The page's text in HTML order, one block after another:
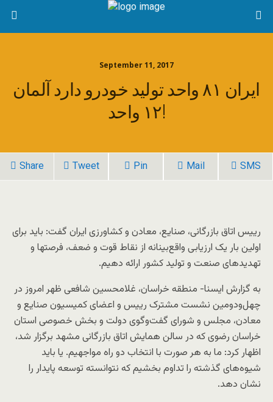
September 11, 2017
ایران ۸۱ واحد تولید خودرو دارد آلمان
۱۲ واحد!
Share Tweet Pin Mail SMS
رییس اتاق بازرگانی، صنایع، معادن و کشاورزی ایران گفت: باید برای
اولین بار یک ارزیابی واقع‌بینانه از نقاط قوت‌ و ضعف، فرصتها و
تهدیدهای صنعت و تولید کشور ارائه دهیم.
به گزارش ایسنا- منطقه خراسان، غلامحسین شافعی ظهر امروز در
چهل‌ودومین نشست مشترک رییس و اعضای کمیسیون صنایع و
معادن، مجلس و شورای گفت‌وگوی دولت و بخش خصوصی استان
خراسان رضوی که در سالن همایش اتاق بازرگانی مشهد برگزار شد،
اظهار کرد: ما به هر صورت با انتخاب دو راه مواجهیم. یا باید
شیوه‌های گذشته را تداوم بخشیم که نتوانسته توسعه پایدار را
نشان دهد.